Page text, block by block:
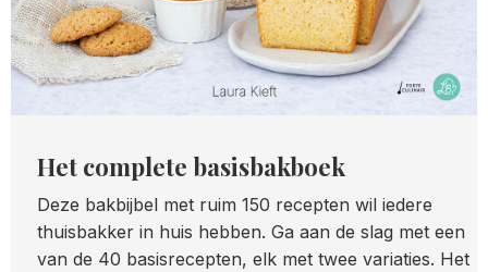
Het complete basisbakboek
Deze bakbijbel met ruim 150 recepten wil iedere
thuisbakker in huis hebben. Ga aan de slag met een
van de 40 basisrecepten, elk met twee variaties. Het